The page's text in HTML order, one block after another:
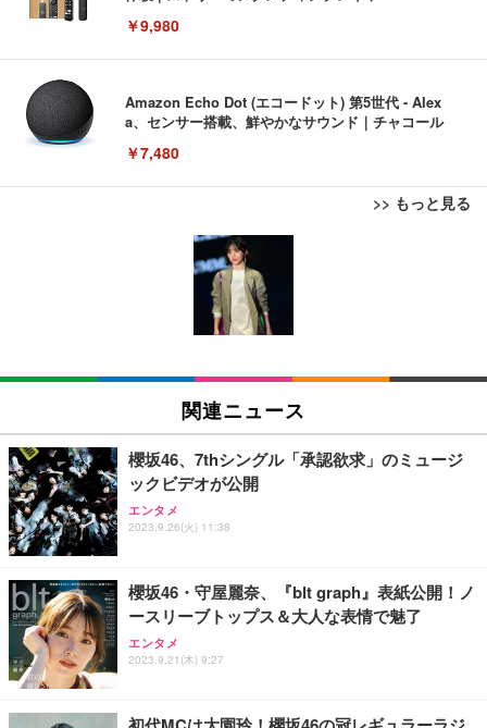
￥9,980
Amazon Echo Dot (エコードット) 第5世代 - Alex
a、センサー搭載、鮮やかなサウンド｜チャコール
￥7,480
>> もっと見る
[EdoErgo] オフィスチェア 椅子 テレワーク 疲れな
い 跳ね上げ式アームレスト コンパクト 約105度ロッ
キング pc 事務椅子 360度回転 座面昇降 強化ナイロ
ン樹脂ベース 通気性メッシュ 在宅ワーク H-WY01
(黒網+黒枠+黒足)
SIHOO B100 オフィスチェア／デスクチェア メッシ
ュチェア 人間工学 疲れない ブラック
￥27,999
Sezlife オフィスチェア デスクチェア 疲れない テレ
ワーク チェア 強化バックレスト 30度ロッキング機
能 人間工学 椅子 腰サポート 90度跳ね上げ式アーム
ョン PCチェア 通気性メッシュ ゲーミング/勉強/事
務用 おしゃれ パソコンチェア (ブラック)
Sezlife オフィスチェア デスクチェア 疲れない テレ
ワーク チェア 強化バックレスト 30度ロッキング機
能 人間工学 椅子 腰サポート 90度跳ね上げ式アーム
EIZO ビジネス向けプレミアムモニター | FlexScan
EV3240X-WT | 31.5型4K UHD・USB Type-C・ホワ
EIZO ビジネス向けプレミアムモニター | FlexScan
【純正品】27"ゲーミングモニター DualSense 充電
フック付き（CFI-ZDM1J）
【整備済み品】Dell E2724HS 27インチ 液晶モニタ
ー フルHD（1920×1080）VA 非光沢 HDMI/DisplayP
ort/VGA スピーカー内蔵 高さ調整 スイベル VESA対
Amazonベーシック ペットシーツ 薄型 レギュラー 1
回使い捨て 無香料 ホワイト 300枚
Amazonベーシック ペットシーツ 厚型 ワイド 42枚
x2袋(84枚) ホワイト(吸収面:ライトブルー)
￥3,234
ネオ・ルーライフ ネオ・オムツ L 中型犬用 26枚入
り 単品
Smart Basic(スマートベーシック) 【Amazon.co.jp
限定】 Smart Basic アイリスオーヤマ ペットシーツ
超厚型 お徳用 ワイド 100枚入 (x 1) (ケース販売)
関連ニュース
櫻坂46、7thシングル「承認欲求」のミュージ
ックビデオが公開
エンタメ
2023.9.26(火) 11:38
櫻坂46・守屋麗奈、『blt graph』表紙公開！ノ
ースリーブトップス＆大人な表情で魅了
エンタメ
2023.9.21(木) 9:27